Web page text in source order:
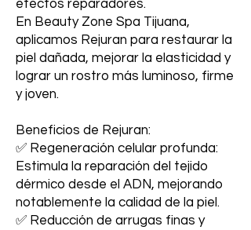
efectos reparadores.
En Beauty Zone Spa Tijuana,
aplicamos Rejuran para restaurar la
piel dañada, mejorar la elasticidad y
lograr un rostro más luminoso, firme
y joven.
Beneficios de Rejuran:
✅ Regeneración celular profunda:
Estimula la reparación del tejido
dérmico desde el ADN, mejorando
notablemente la calidad de la piel.
✅ Reducción de arrugas finas y